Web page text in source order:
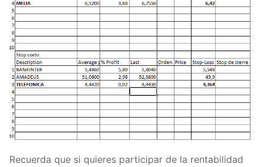
Recuerda que si quieres participar de la rentabilidad